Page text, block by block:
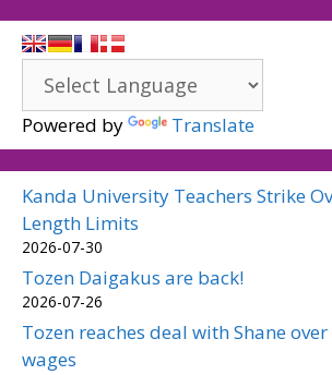
Powered by Translate
Kanda University Teachers Strike
Length Limits
2026-07-30
Tozen Daigakus are back!
2026-07-26
Tozen reaches deal with Shane
wages